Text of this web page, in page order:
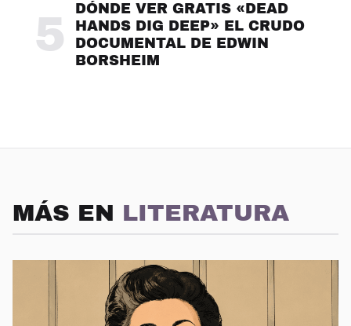
5
DÓNDE VER GRATIS «DEAD
HANDS DIG DEEP» EL CRUDO
DOCUMENTAL DE EDWIN
BORSHEIM
MÁS EN LITERATURA